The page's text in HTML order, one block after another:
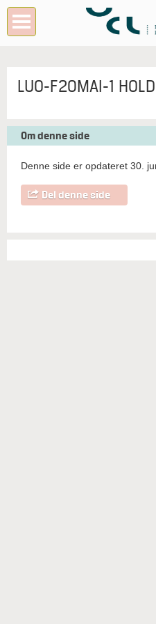
LUO-F20MAI-1
Om denne side
Denne side er opdateret 30.
Del denne side